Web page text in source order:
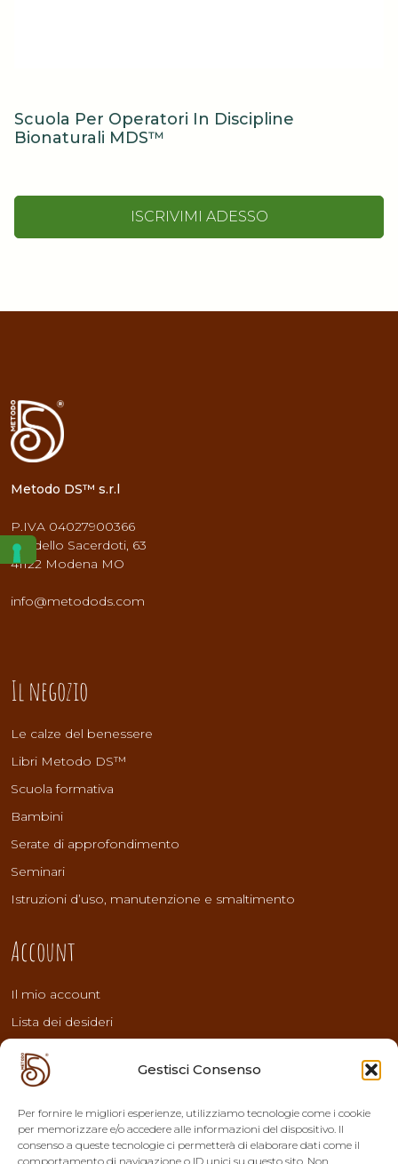
Gestisci Consenso
Per fornire le migliori esperienze, utilizziamo tecnologie come i cookie
per memorizzare e/o accedere alle informazioni del dispositivo. Il
consenso a queste tecnologie ci permetterà di elaborare dati come il
comportamento di navigazione o ID unici su questo sito. Non
Scuola Per Operatori In Discipline
Bionaturali MDS™
ISCRIVIMI ADESSO
Metodo DS™ s.r.l
P.IVA 04027900366
Stradello Sacerdoti, 63
41122 Modena MO
info@metodods.com
Il negozio
Le calze del benessere
Libri Metodo DS™
Scuola formativa
Bambini
Serate di approfondimento
Seminari
Istruzioni d’uso, manutenzione e smaltimento
Account
Il mio account
Lista dei desideri
Pagamento
Carrello
Note legali dei Buoni Sconto
Resi e Recesso